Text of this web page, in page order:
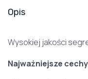
Opis
Wysokiej jakości
Najważniejsze